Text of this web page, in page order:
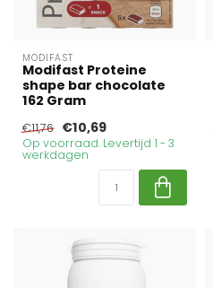
MODIFAST
Modifast Proteine
shape bar chocolate
162 Gram
€11,76 €10,69
Op voorraad. Levertijd 1 - 3
werkdagen